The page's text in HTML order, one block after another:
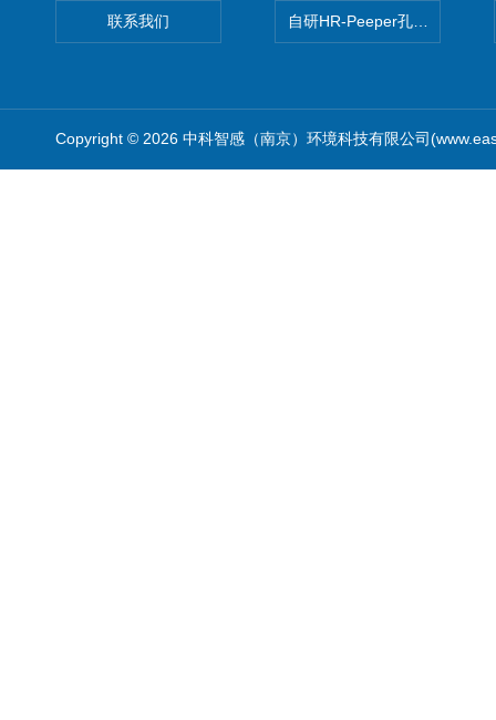
联系我们 自研HR-Peeper孔隙水采样器
Copyright © 2026 中科智感（南京）环境科技有限公司